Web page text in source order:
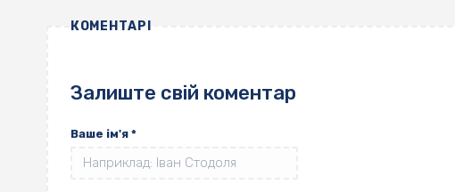
КОМЕНТАРІ
Залиште свій коментар
Ваше ім'я *